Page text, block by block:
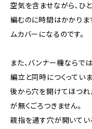
空気を含ませながら、ひと
編むのに時間はかかりま
ムカバーになるのです。
また、バンナー機ならで
編立と同時につくっていま
後から穴を開けてほつれ
が無くごろつきません。
親指を通す穴が開いてい